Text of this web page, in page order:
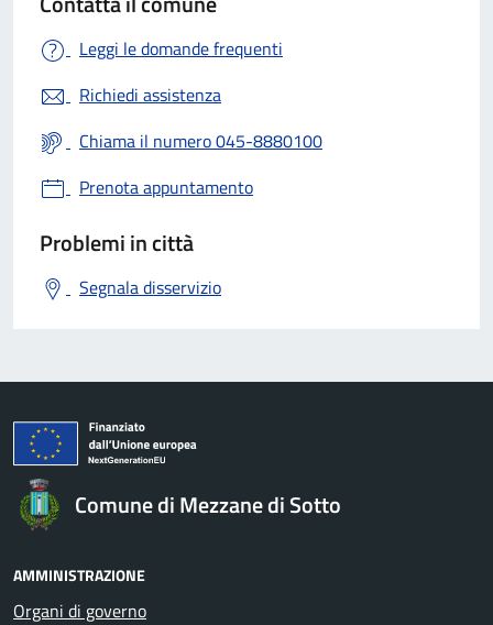
Leggi le domande frequenti
Richiedi assistenza
Chiama il numero 045-8880100
Prenota appuntamento
Problemi in città
Segnala disservizio
Comune di Mezzane di Sotto
AMMINISTRAZIONE
Organi di governo